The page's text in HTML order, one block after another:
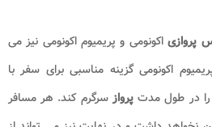
پروازیاکونومی و پریمیوم اکونومی نیز می
اکونومی گزینه مناسبی برای سفر با
را در طول مدتپروازسرگرم کند. هر مسافر